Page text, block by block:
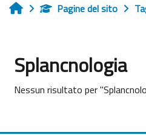
HomePagine del sito
Splancnologia
Nessun risultato per